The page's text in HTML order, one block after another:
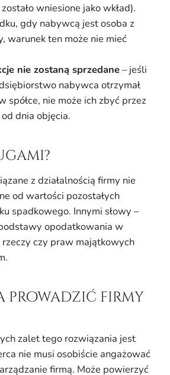
wniesione jako wkład).
gdy nabywcą jest osoba z
warunek ten może nie mieć
nie zostaną sprzedane– jeśli
nabywca otrzymał
spółce, nie może ich zbyć przez
dnia objęcia.
z działalnością firmy nie
od wartości pozostałych
spadkowego. Innymi słowy –
opodatkowania w
czy praw majątkowych
prowadzić firmy
zalet tego rozwiązania jest
nie musi osobiście angażować
firmą. Może powierzyć